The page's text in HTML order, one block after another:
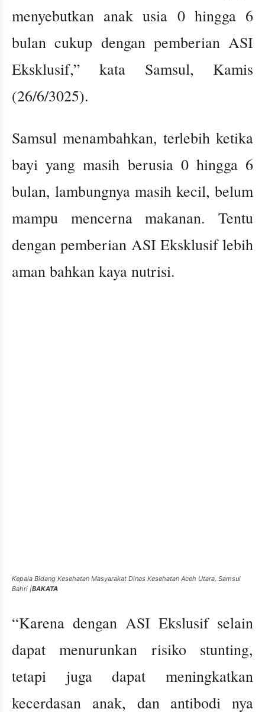
menyebutkan anak usia 0 hingga 6
bulan cukup dengan pemberian ASI
Eksklusif,” kata Samsul, Kamis
(26/6/3025).
Samsul menambahkan, terlebih ketika
bayi yang masih berusia 0 hingga 6
bulan, lambungnya masih kecil, belum
mampu mencerna makanan. Tentu
dengan pemberian ASI Eksklusif lebih
aman bahkan kaya nutrisi.
Kepala Bidang Kesehatan Masyarakat Dinas Kesehatan Aceh Utara, Samsul
Bahri |BAKATA
“Karena dengan ASI Ekslusif selain
dapat menurunkan risiko stunting,
tetapi juga dapat meningkatkan
kecerdasan anak, dan antibodi nya